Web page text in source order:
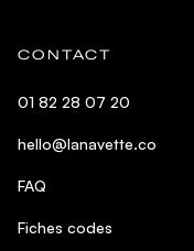
CONTACT
01 82 28 07 20
hello@lanavette.co
FAQ
Fiches codes